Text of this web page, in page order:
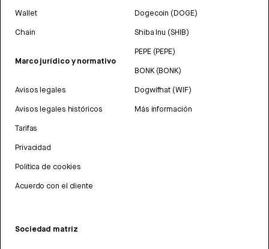
Wallet
Chain
Marco jurídico y normativo
Avisos legales
Avisos legales históricos
Tarifas
Privacidad
Política de cookies
Acuerdo con el cliente
Dogecoin (DOGE)
Shiba Inu (SHIB)
PEPE (PEPE)
BONK (BONK)
Dogwifhat (WIF)
Más información
Sociedad matriz